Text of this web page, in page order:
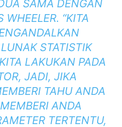
SAMA DENGAN
WHEELER. “KITA
STATISTIK
LAKUKAN PADA
JADI, JIKA
TAHU ANDA
ANDA
TERTENTU,